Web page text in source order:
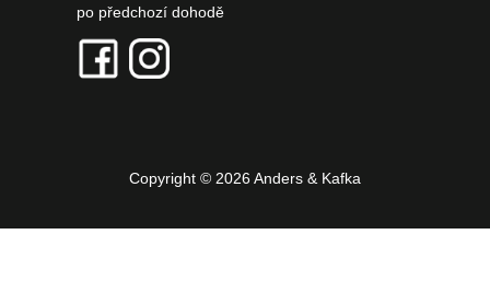
po předchozí dohodě
Copyright © 2026 Anders & Kafka